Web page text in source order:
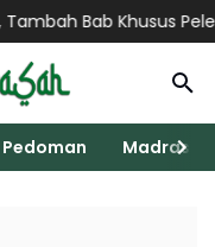
Bab Khusus
Pedoman Madrasah